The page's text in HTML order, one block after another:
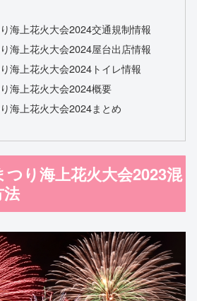
海上花火大会2024交通規制情報
海上花火大会2024屋台出店情報
海上花火大会2024トイレ情報
海上花火大会2024概要
海上花火大会2024まとめ
り海上花火大会2023混